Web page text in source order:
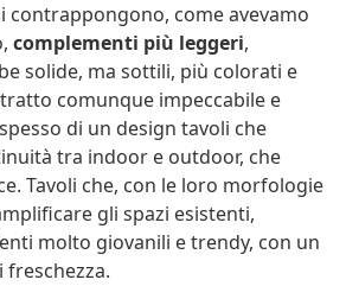
contrappongono, come avevamo
complementi più leggeri,
solide, ma sottili, più colorati e
comunque impeccabile e
di un design tavoli che
tra indoor e outdoor, che
Tavoli che, con le loro morfologie
gli spazi esistenti,
molto giovanili e trendy, con un
freschezza.